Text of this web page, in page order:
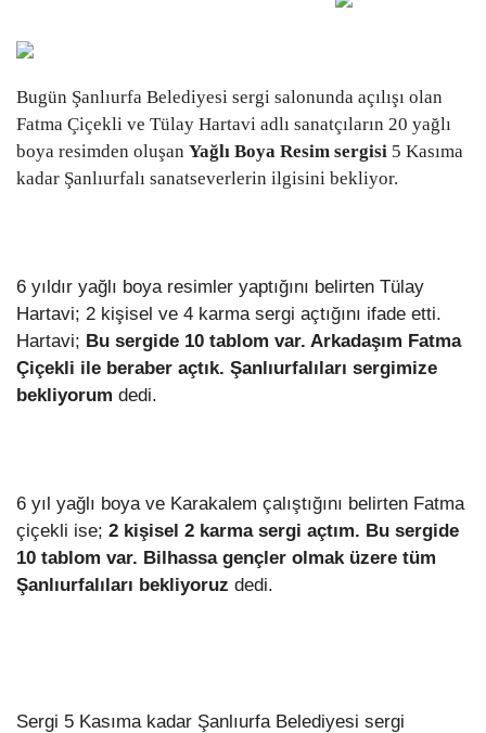
Gündem
Tekno Bilim
Ekonomi
Künye
Yaşam
Kültür Sanat
Bugün Şanlıurfa Belediyesi sergi salonunda açılışı olan
Fatma Çiçekli ve Tülay Hartavi adlı sanatçıların 20 yağlı
boya resimden oluşan  Yağlı Boya Resim sergisi  5 Kasıma
kadar Şanlıurfalı sanatseverlerin ilgisini bekliyor.
6 yıldır yağlı boya resimler yaptığını belirten Tülay
Hartavi; 2 kişisel ve 4 karma sergi açtığını ifade etti.
Hartavi;  Bu sergide 10 tablom var. Arkadaşım Fatma
Çiçekli ile beraber açtık. Şanlıurfalıları sergimize
bekliyorum dedi.
6 yıl yağlı boya ve Karakalem çalıştığını belirten Fatma
çiçekli ise; 2 kişisel 2 karma sergi açtım. Bu sergide
10 tablom var. Bilhassa gençler olmak üzere tüm
Şanlıurfalıları bekliyoruz  dedi.
Sergi 5 Kasıma kadar Şanlıurfa Belediyesi sergi